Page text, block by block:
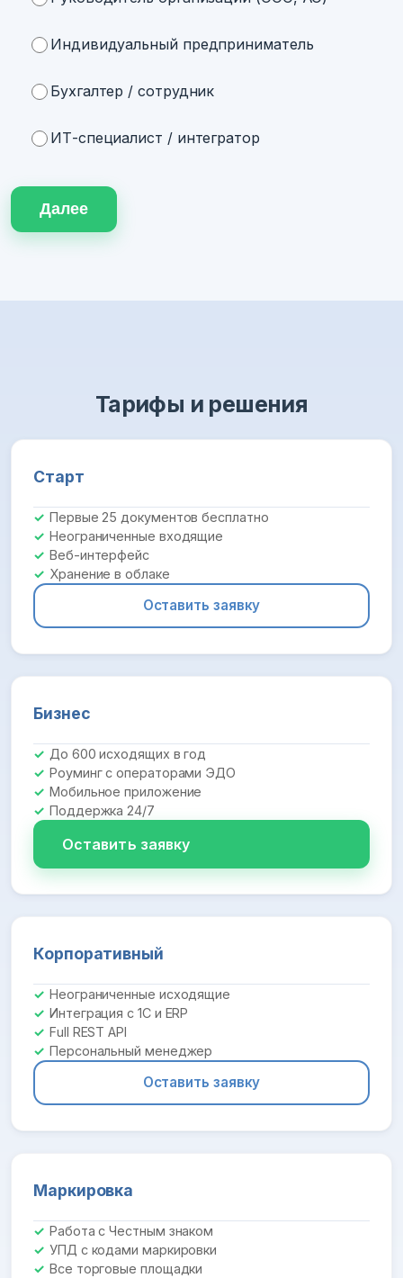
Индивидуальный предприниматель
Бухгалтер / сотрудник
ИТ-специалист / интегратор
Далее
Тарифы и решения
Старт
Первые 25 документов бесплатно
Неограниченные входящие
Веб-интерфейс
Хранение в облаке
Оставить заявку
Бизнес
До 600 исходящих в год
Роуминг с операторами ЭДО
Мобильное приложение
Поддержка 24/7
Оставить заявку
Корпоративный
Неограниченные исходящие
Интеграция с 1С и ERP
Full REST API
Персональный менеджер
Оставить заявку
Маркировка
Работа с Честным знаком
УПД с кодами маркировки
Все торговые площадки